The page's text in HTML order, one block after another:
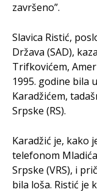
završeno”.
Slavica Ristić,
Država (SAD),
Trifkovićem,
1995. godine bila
Karadžićem,
Srpske (RS).
Karadžić je, kako
telefonom
Srpske (VRS), i
bila loša. Ristić je